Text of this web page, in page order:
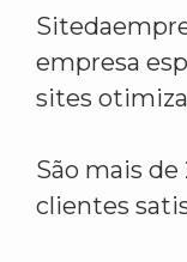
empresa
sites
São mais
clientes